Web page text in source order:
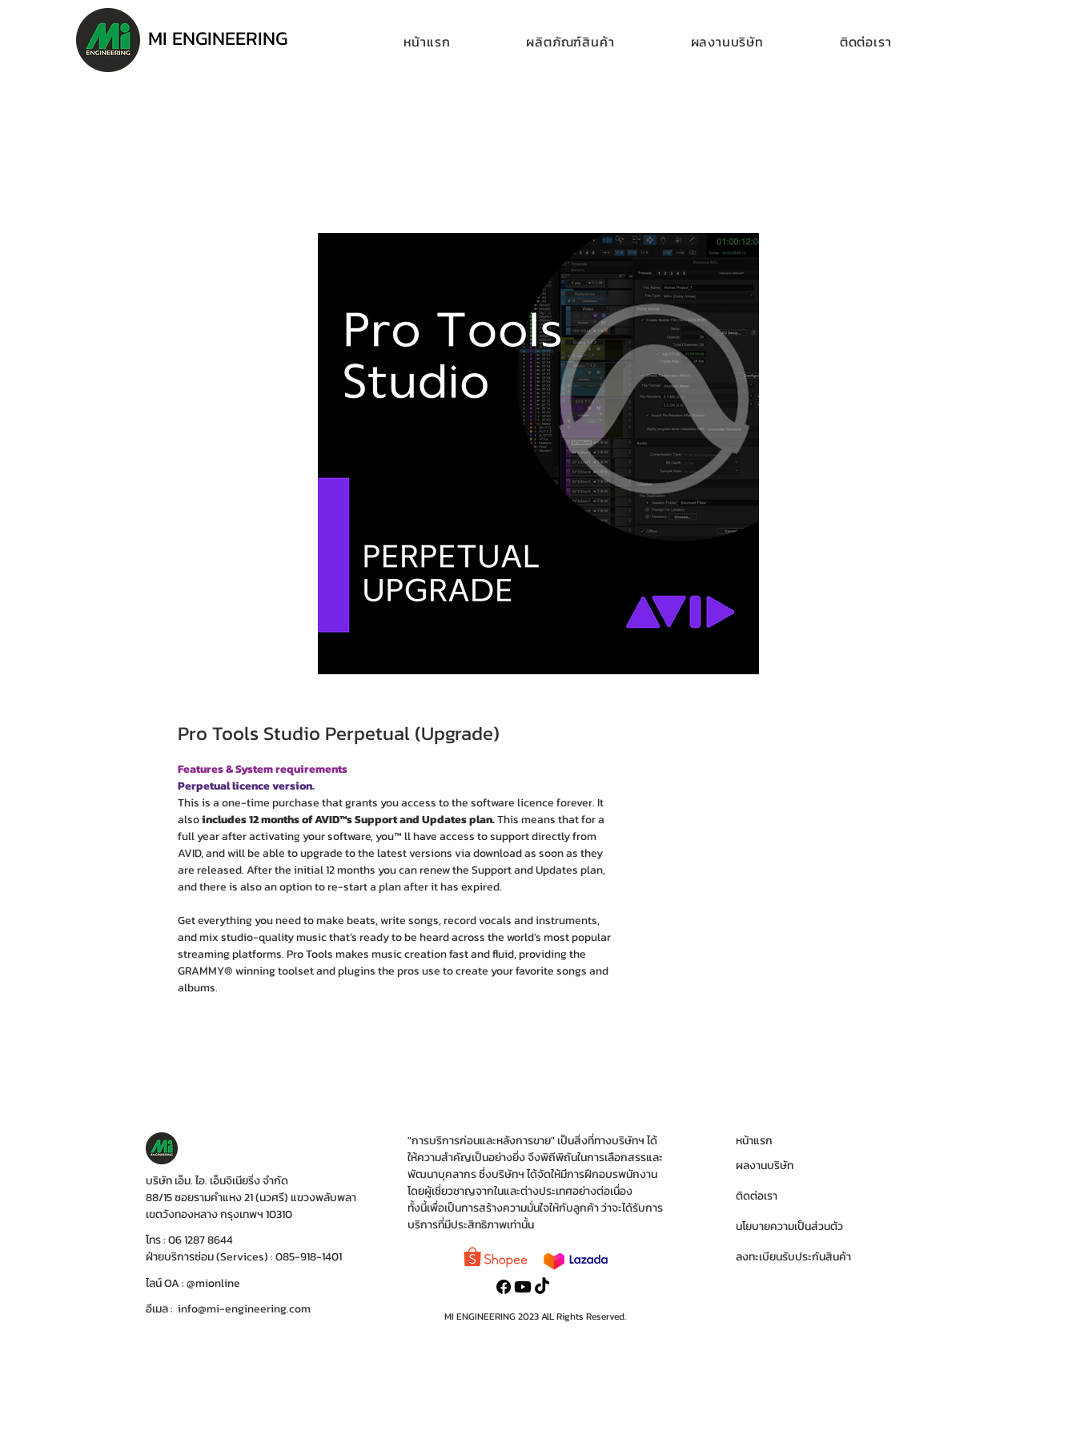
MI ENGINEERING หน้าแรก ผลิตภัณฑ์สินค้า ผลงานบริษัท ติดต่อเรา
Pro Tools Studio Perpetual (Upgrade)
Features & System requirements
Perpetual licence version.
This is a one-time purchase that grants you access to the software licence forever. It
alsoincludes 12 months of AVID™s Support and Updates plan.This means that for a
full year after activating your software, you™ ll have access to support directly from
AVID, and will be able to upgrade to the latest versions via download as soon as they
are released. After the initial 12 months you can renew the Support and Updates plan,
and there is also an option to re-start a plan after it has expired.
Get everything you need to make beats, write songs, record vocals and instruments,
and mix studio-quality music that’s ready to be heard across the world’s most popular
streaming platforms. Pro Tools makes music creation fast and fluid, providing the
GRAMMY® winning toolset and plugins the pros use to create your favorite songs and
albums.
บริษัท เอ็ม. ไอ. เอ็นจิเนียริ่ง จำกัด
88/15 ซอยรามคำแหง 21 (นวศรี) แขวงพลับพลา
เขตวังทองหลาง กรุงเทพฯ 10310
โทร : 06 1287 8644
ฝ่ายบริการซ่อม (Services) : 085-918-1401
ไลน์ OA : @mionline
อีเมล : info@mi-engineering.com
"การบริการก่อนและหลังการขาย" เป็นสิ่งที่ทางบริษัทฯ ได้
ให้ความสำคัญเป็นอย่างยิ่ง จึงพิถีพิถันในการเลือกสรรและ
พัฒนาบุคลากร ซึ่งบริษัทฯ ได้จัดให้มีการฝึกอบรพนักงาน
โดยผู้เชี่ยวชาญจากในและต่างประเทศอย่างต่อเนื่อง
ทั้งนี้เพื่อเป็นการสร้างความมั่นใจให้กับลูกค้า ว่าจะได้รับการ
บริการที่มีประสิทธิภาพเท่านั้น
MI ENGINEERING 2023 AlL Rights Reserved.
หน้าแรก
ผลงานบริษัท
ติดต่อเรา
นโยบายความเป็นส่วนตัว
ลงทะเบียนรับประกันสินค้า